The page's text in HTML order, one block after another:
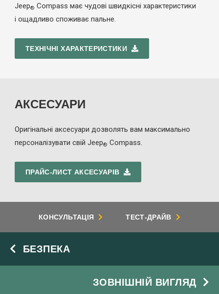
Jeep® Compass має чудові швидкісні характеристики
і ощадливо споживає пальне.
ТЕХНІЧНІ ХАРАКТЕРИСТИКИ
АКСЕСУАРИ
Оригінальні аксесуари дозволять вам максимально
персоналізувати свій Jeep® Compass.
ПРАЙС-ЛИСТ АКСЕСУАРІВ
КОНСУЛЬТАЦІЯ ТЕСТ-ДРАЙВ
БЕЗПЕКА
ЗОВНІШНІЙ ВИГЛЯД